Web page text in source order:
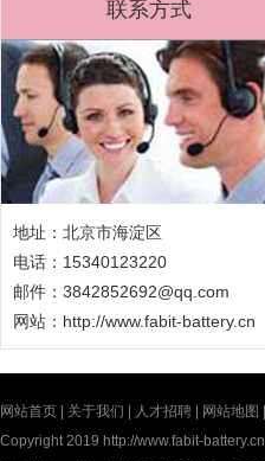
联系方式
地址：北京市海淀区
电话：15340123220
邮件：3842852692@qq.com
网站： http://www.fabit-battery.cn
网站首页 关于我们 人才招聘 网站地图
Copyright 2019 http://www.fabit-battery.cn